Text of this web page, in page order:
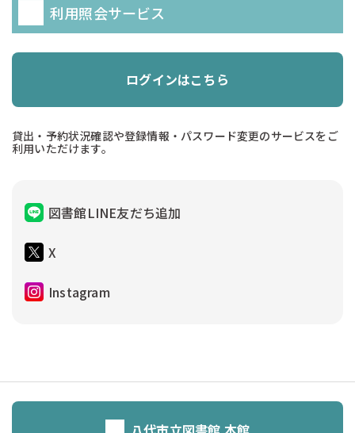
利用照会サービス
ログインはこちら
貸出・予約状況確認や登録情報・パスワード変更のサービスをご
利用いただけます。
図書館LINE友だち追加
X
Instagram